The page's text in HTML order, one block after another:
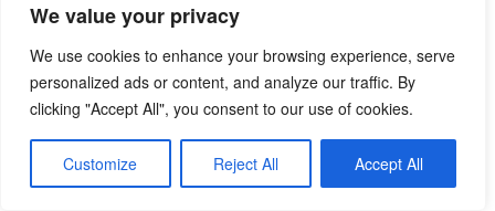
We value your privacy
We use cookies to enhance your browsing experience, serve
personalized ads or content, and analyze our traffic. By
clicking "Accept All", you consent to our use of cookies.
Customize Reject All Accept All
Assurance
Baccalauréat
Conseils
Formations
Général
Vie étudiante